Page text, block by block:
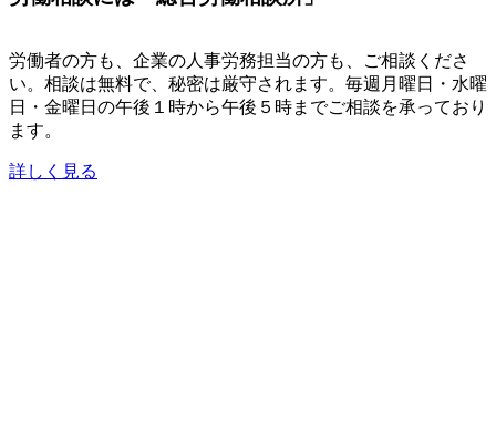
労働者の方も、企業の人事労務担当の方も、ご相談くださ
い。相談は無料で、秘密は厳守されます。毎週月曜日・水曜
日・金曜日の午後１時から午後５時までご相談を承っており
ます。
詳しく見る